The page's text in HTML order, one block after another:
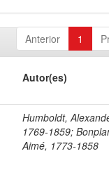
Anterior 1
Autor(es)
Humboldt,
1769-1859;
Aimé, 1773-1858